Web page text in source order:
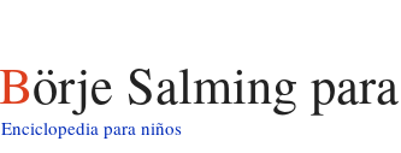
Börje Salming
Enciclopedia para niños